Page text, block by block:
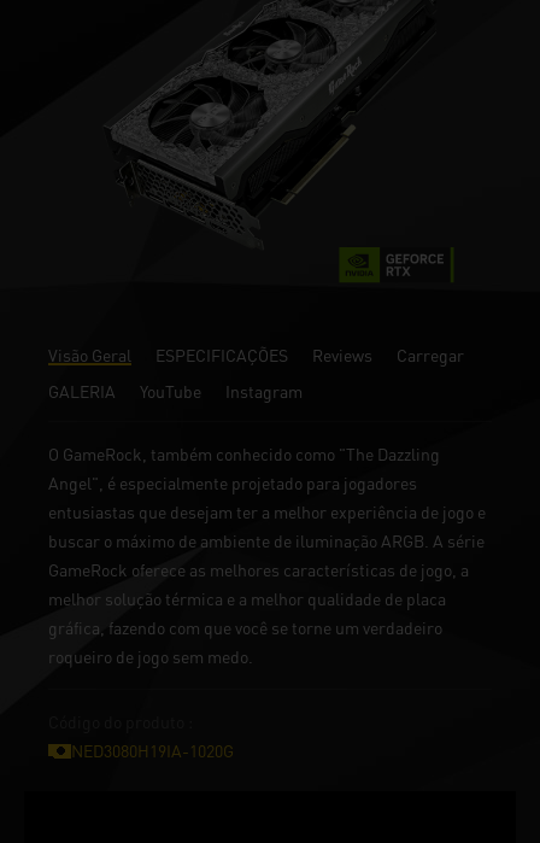
Visão Geral ESPECIFICAÇÕES Reviews
Carregar
GALERIA
YouTube Instagram
O GameRock, também conhecido como "The Dazzling
Angel", é especialmente projetado para jogadores
entusiastas que desejam ter a melhor experiência de jogo e
buscar o máximo de ambiente de iluminação ARGB. A série
GameRock oferece as melhores características de jogo, a
melhor solução térmica e a melhor qualidade de placa
gráfica, fazendo com que você se torne um verdadeiro
roqueiro de jogo sem medo.
NED3080H19IA-1020G